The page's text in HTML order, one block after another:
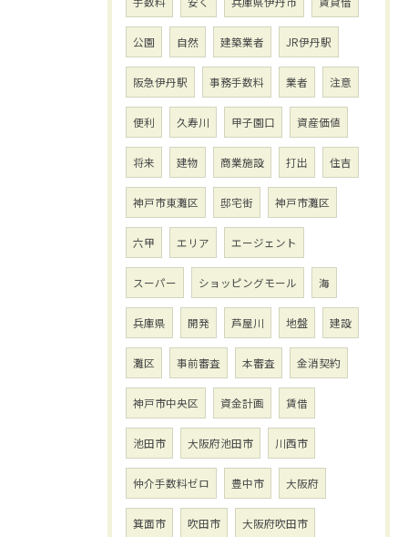
公園 自然 建築業者 JR伊丹駅
阪急伊丹駅 事務手数料 業者 注意
便利 久寿川 甲子園口 資産価値
将来 建物 商業施設 打出 住吉
神戸市東灘区 邸宅街 神戸市灘区
六甲 エリア エージェント
スーパー ショッピングモール 海
兵庫県 開発 芦屋川 地盤 建設
灘区 事前審査 本審査 金消契約
神戸市中央区 資金計画 賃借
池田市 大阪府池田市 川西市
仲介手数料ゼロ 豊中市 大阪府
箕面市 吹田市 大阪府吹田市